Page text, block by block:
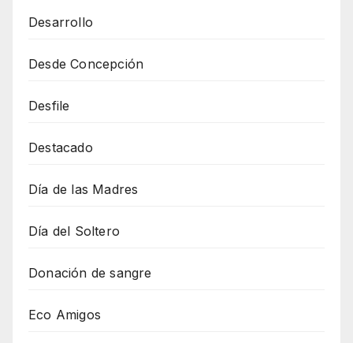
Desarrollo
Desde Concepción
Desfile
Destacado
Día de las Madres
Día del Soltero
Donación de sangre
Eco Amigos